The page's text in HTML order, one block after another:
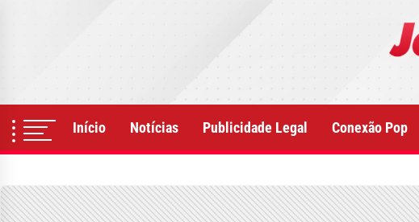
Início Notícias Publicidade Legal Conexão Pop